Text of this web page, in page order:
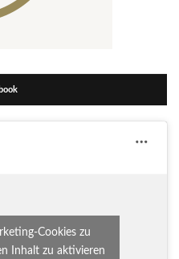
Cookies zu
Inhalt zu aktivieren